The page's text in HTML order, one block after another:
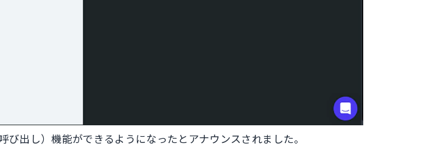
し）機能ができるようになったとアナウンスされました。